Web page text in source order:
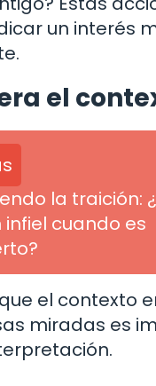
un interés
el
la traición:
infiel cuando es
el contexto
miradas es